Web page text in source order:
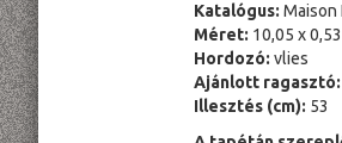
Katalógus: Maison
Méret: 10,05 x 0,53
Hordozó: vlies
Ajánlott ragasztó:
Illesztés (cm): 53